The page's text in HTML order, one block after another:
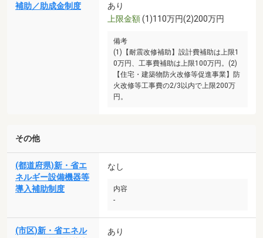
補助／助成金制度
あり
上限金額(1)110万円(2)200万円
備考
(1)【耐震改修補助】設計費補助は上限1
0万円、工事費補助は上限100万円。(2)
【住宅・建築物防火改修等促進事業】防
火改修等工事費の2/3以内で上限200万
円。
その他
(都道府県)新・省エ
ネルギー設備機器等
導入補助制度
なし
内容
-
(市区)新・省エネル
あり